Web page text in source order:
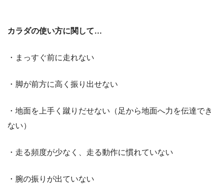
カラダの使い方に関して…
・まっすぐ前に走れない
・脚が前方に高く振り出せない
・地面を上手く蹴りだせない（足から地面へ力を伝達でき
ない）
・走る頻度が少なく、走る動作に慣れていない
・腕の振りが出ていない